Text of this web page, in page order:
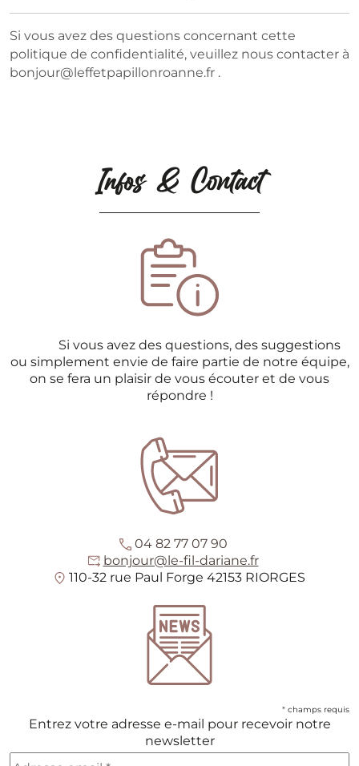
Si vous avez des questions concernant cette
politique de confidentialité, veuillez nous contacter à
bonjour@leffetpapillonroanne.fr .
Infos & Contact
Si vous avez des questions, des suggestions
ou simplement envie de faire partie de notre équipe,
on se fera un plaisir de vous écouter et de vous
répondre !
04 82 77 07 90
bonjour@le-fil-dariane.fr
110-32 rue Paul Forge 42153 RIORGES
* champs requis
Entrez votre adresse e-mail pour recevoir notre
newsletter